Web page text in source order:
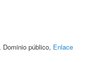
Dominio público, Enlace